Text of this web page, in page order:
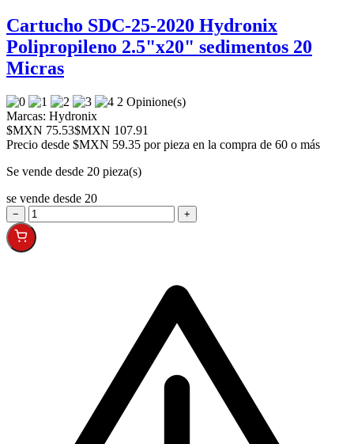
Cartucho SDC-25-2020 Hydronix
Polipropileno 2.5"x20" sedimentos 20
Micras
2 Opinione(s)
Marcas: Hydronix
$MXN 75.53$MXN 107.91
Precio desde $MXN 59.35 por pieza en la compra de 60 o más
Se vende desde 20 pieza(s)
se vende desde 20
− +